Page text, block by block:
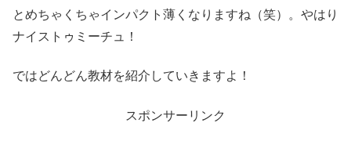
とめちゃくちゃインパクト薄くなりますね（笑）。やはり
ナイストゥミーチュ！
ではどんどん教材を紹介していきますよ！
スポンサーリンク